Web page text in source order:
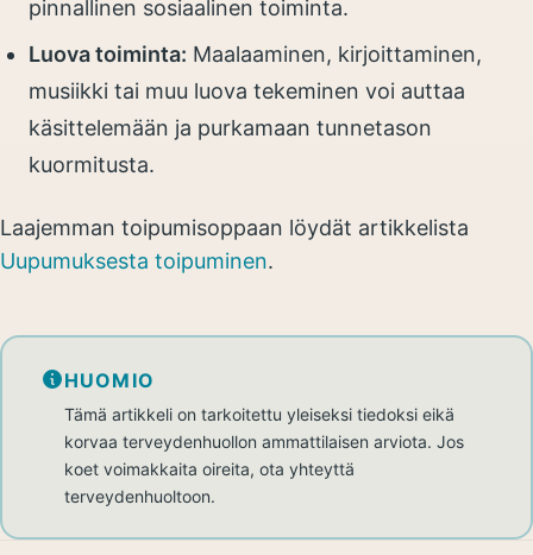
pinnallinen sosiaalinen toiminta.
Luova toiminta: Maalaaminen, kirjoittaminen,
musiikki tai muu luova tekeminen voi auttaa
käsittelemään ja purkamaan tunnetason
kuormitusta.
Laajemman toipumisoppaan löydät artikkelista
Uupumuksesta toipuminen.
HUOMIO
Tämä artikkeli on tarkoitettu yleiseksi tiedoksi eikä
korvaa terveydenhuollon ammattilaisen arviota. Jos
koet voimakkaita oireita, ota yhteyttä
terveydenhuoltoon.